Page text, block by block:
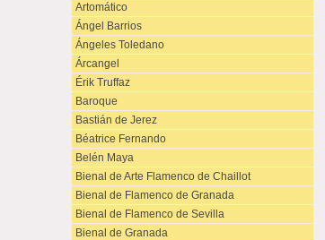
Artomático
Ángel Barrios
Ángeles Toledano
Árcangel
Érik Truffaz
Baroque
Bastián de Jerez
Béatrice Fernando
Belén Maya
Bienal de Arte Flamenco de Chaillot
Bienal de Flamenco de Granada
Bienal de Flamenco de Sevilla
Bienal de Granada